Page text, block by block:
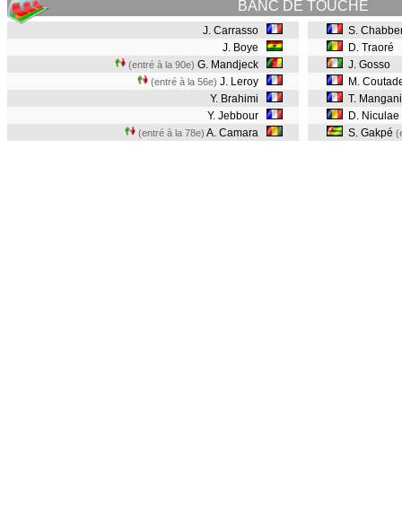
BANC DE TOUCHE
J. Carrasso
J. Boye
(entré à la 90e) G. Mandjeck
(entré à la 56e) J. Leroy
Y. Brahimi
Y. Jebbour
(entré à la 78e) A. Camara
S.
D. Traoré
J. Gosso
M.
T. Mangani
D. Niculae
S. Gakpé